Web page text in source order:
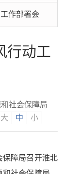
作部署会
行动工
社会保障局
大 中 小
保障局召开淮北